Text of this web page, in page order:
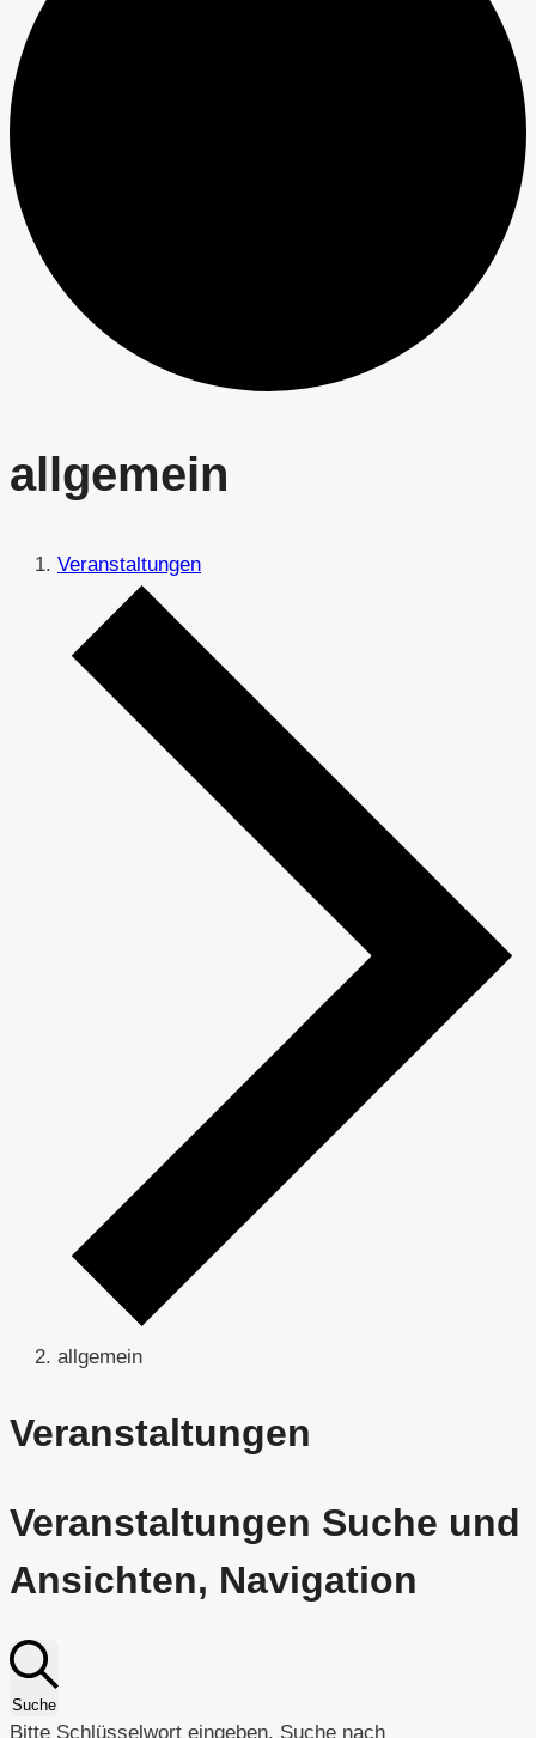
allgemein
Veranstaltungen
allgemein
Veranstaltungen
Veranstaltungen Suche und
Ansichten, Navigation
Suche
Bitte Schlüsselwort eingeben. Suche nach